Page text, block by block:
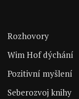
Rozhovory
Wim Hof dýchání
Pozitivní myšlení
Seberozvoj knihy